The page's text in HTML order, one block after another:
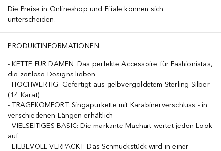
Die Preise in Onlineshop und Filiale können sich
unterscheiden.
PRODUKTINFORMATIONEN
KETTE FÜR DAMEN: Das perfekte Accessoire für Fashionistas,
die zeitlose Designs lieben
HOCHWERTIG: Gefertigt aus gelbvergoldetem Sterling Silber
(14 Karat)
TRAGEKOMFORT: Singapurkette mit Karabinerverschluss - in
verschiedenen Längen erhältlich
VIELSEITIGES BASIC: Die markante Machart wertet jeden Look
auf
LIEBEVOLL VERPACKT: Das Schmuckstück wird in einer